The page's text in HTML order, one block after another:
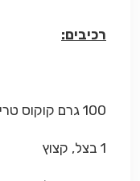
רכיבים:
100 גרם קוקוס טרי
1 בצל, קצוץ